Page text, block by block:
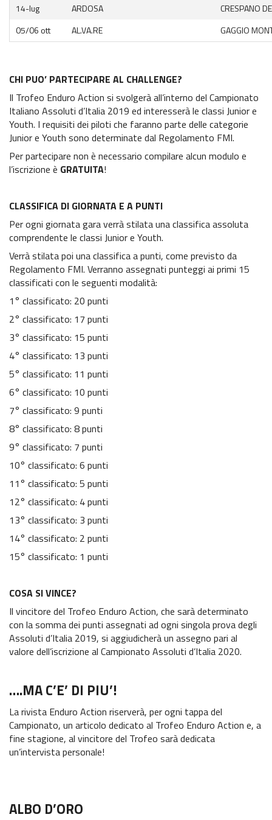
14-lug
ARDOSA
CRESPANO
05/06 ott
AL.VA.RE GAGGIO
CHI PUO’ PARTECIPARE AL CHALLENGE?
Il Trofeo Enduro Action si svolgerà all’interno del Campionato
Italiano Assoluti d’Italia 2019 ed interesserà le classi Junior e
Youth. I requisiti dei piloti che faranno parte delle categorie
Junior e Youth sono determinate dal Regolamento FMI.
Per partecipare non è necessario compilare alcun modulo e
l’iscrizione è GRATUITA!
CLASSIFICA DI GIORNATA E A PUNTI
Per ogni giornata gara verrà stilata una classifica assoluta
comprendente le classi Junior e Youth.
Verrà stilata poi una classifica a punti, come previsto da
Regolamento FMI. Verranno assegnati punteggi ai primi 15
classificati con le seguenti modalità:
1° classificato: 20 punti
2° classificato: 17 punti
3° classificato: 15 punti
4° classificato: 13 punti
5° classificato: 11 punti
6° classificato: 10 punti
7° classificato: 9 punti
8° classificato: 8 punti
9° classificato: 7 punti
10° classificato: 6 punti
11° classificato: 5 punti
12° classificato: 4 punti
13° classificato: 3 punti
14° classificato: 2 punti
15° classificato: 1 punti
COSA SI VINCE?
Il vincitore del Trofeo Enduro Action, che sarà determinato
con la somma dei punti assegnati ad ogni singola prova degli
Assoluti d’Italia 2019, si aggiudicherà un assegno pari al
valore dell’iscrizione al Campionato Assoluti d’Italia 2020.
….MA C’E’ DI PIU’!
La rivista Enduro Action riserverà, per ogni tappa del
Campionato, un articolo dedicato al Trofeo Enduro Action e, a
fine stagione, al vincitore del Trofeo sarà dedicata
un’intervista personale!
ALBO D’ORO